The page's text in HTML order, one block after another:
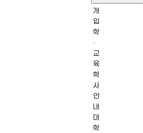
개
입
학
·
교
육
학
사
안
내
대
학